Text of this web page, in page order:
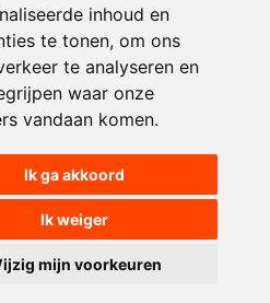
inhoud en
te tonen, om ons
te analyseren en
waar onze
vandaan komen.
Ik ga akkoord
Ik weiger
mijn voorkeuren